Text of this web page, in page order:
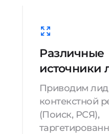
Различные
источники
Приводим
контекстной
(Поиск, РСЯ),